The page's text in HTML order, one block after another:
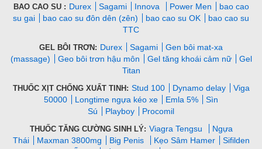
BAO CAO SU : Durex Sagami Innova Power Men
bao cao
su gai
bao cao su đôn dên (zên) bao cao su OK
bao cao su
TTC
GEL BÔI TRƠN: Durex Sagami
Gen bôi mat-xa
(massage)
Geo bôi trơn hậu môn Gel tăng khoái cảm nữ
Gel
Titan
THUỐC XỊT CHỐNG XUẤT TINH: Stud 100 Dynamo delay
Viga
50000
Longtime ngựa kéo xe Emla 5%
Sìn
Sú
Playboy Procomil
THUỐC TĂNG CƯỜNG SINH LÝ: Viagra Tengsu
Ngựa
Thái
Maxman 3800mg Big Penis Kẹo Sâm Hamer
Sifilden